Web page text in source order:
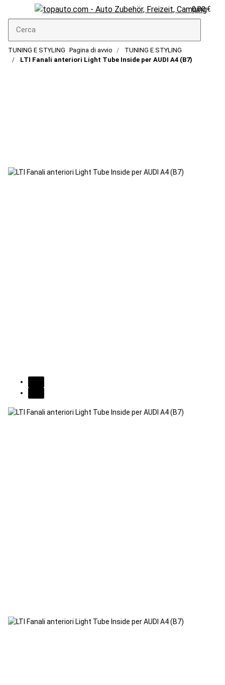
0,00 €
TUNING E STYLING Pagina di avvio
TUNING E STYLING
LTI Fanali anteriori Light Tube Inside per AUDI A4 (B7)